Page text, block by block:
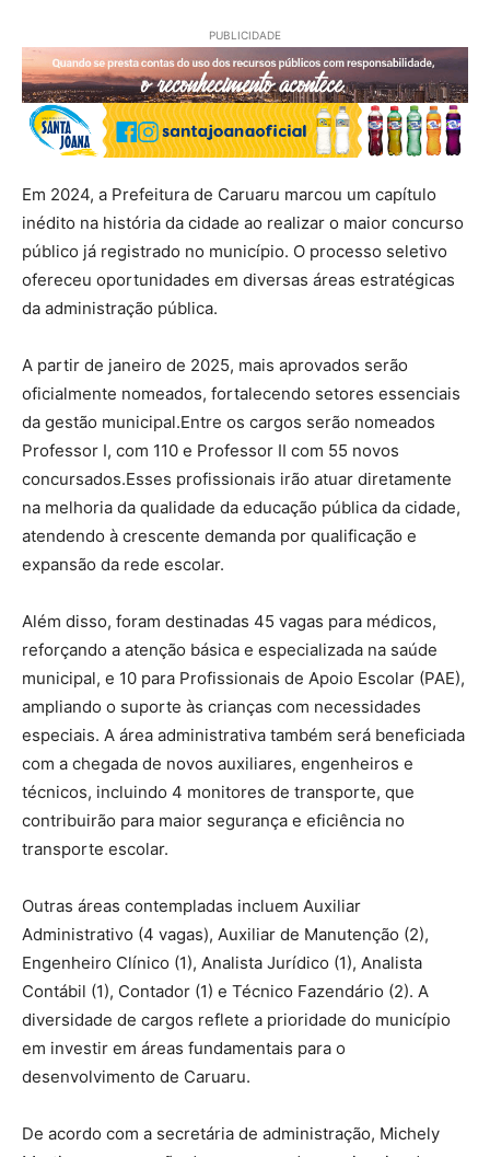
PUBLICIDADE
Em 2024, a Prefeitura de Caruaru marcou um capítulo
inédito na história da cidade ao realizar o maior concurso
público já registrado no município. O processo seletivo
ofereceu oportunidades em diversas áreas estratégicas
da administração pública.
A partir de janeiro de 2025, mais aprovados serão
oficialmente nomeados, fortalecendo setores essenciais
da gestão municipal.Entre os cargos serão nomeados
Professor I, com 110 e Professor II com 55 novos
concursados.Esses profissionais irão atuar diretamente
na melhoria da qualidade da educação pública da cidade,
atendendo à crescente demanda por qualificação e
expansão da rede escolar.
Além disso, foram destinadas 45 vagas para médicos,
reforçando a atenção básica e especializada na saúde
municipal, e 10 para Profissionais de Apoio Escolar (PAE),
ampliando o suporte às crianças com necessidades
especiais. A área administrativa também será beneficiada
com a chegada de novos auxiliares, engenheiros e
técnicos, incluindo 4 monitores de transporte, que
contribuirão para maior segurança e eficiência no
transporte escolar.
Outras áreas contempladas incluem Auxiliar
Administrativo (4 vagas), Auxiliar de Manutenção (2),
Engenheiro Clínico (1), Analista Jurídico (1), Analista
Contábil (1), Contador (1) e Técnico Fazendário (2). A
diversidade de cargos reflete a prioridade do município
em investir em áreas fundamentais para o
desenvolvimento de Caruaru.
De acordo com a secretária de administração, Michely